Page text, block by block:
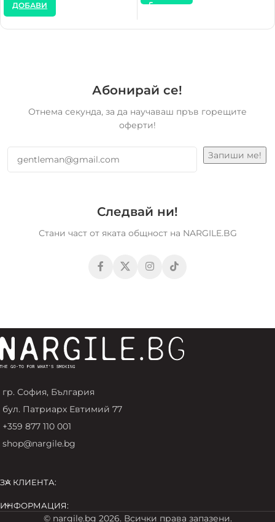
ДОБАВИ
Абонирай се!
Отнема секунда, за да научаваш пръв горещите
оферти!
Следвай ни!
Стани част от яката общност на NARGILE.BG
гр. София, България
бул. Патриарх Евтимий 77
+359 877 110 001
shop@nargile.bg
ЗА КЛИЕНТА:
ИНФОРМАЦИЯ:
© nargile.bg 2026. Всички права запазени.